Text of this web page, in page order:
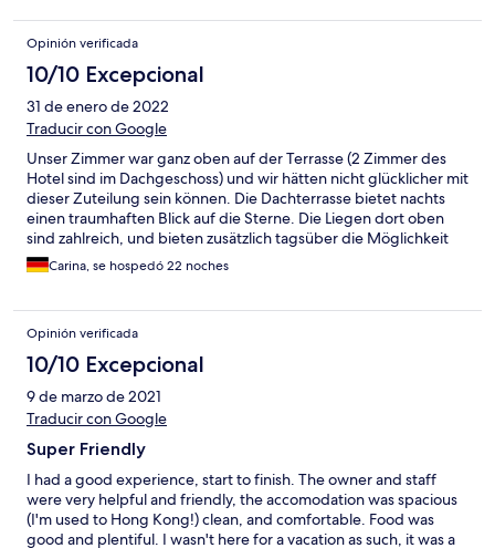
and it’s only for tourist . Area oround is that you have one small
cafe to buy drinks and in the island you will find also a lot to eat .
All in I just want to give 10 even I am sure that they will upgrade
something after my stay. Thanks a lot for beautiful stay.
Opinión verificada
10/10 Excepcional
31 de enero de 2022
Traducir con Google
Unser Zimmer war ganz oben auf der Terrasse (2 Zimmer des
Hotel sind im Dachgeschoss) und wir hätten nicht glücklicher mit
dieser Zuteilung sein können. Die Dachterrasse bietet nachts
einen traumhaften Blick auf die Sterne. Die Liegen dort oben
sind zahlreich, und bieten zusätzlich tagsüber die Möglichkeit
zum Sonne tanken, falls man Mal nicht zum Strand gehen kann.
Der Bikini Beach hat tolle Hängesessel im Schatten, aber auch
Schild Guraidhoo) sollte dringend restauriert werden, da mag
man sich nicht so gern reinlegen. Leute nehmt euren Müll mit
am Strand, ich habe so oft erlebt, dass Touristen ihren Müll
stehen lassen. Das geht gar nicht, seid ein Vorbild, dann sieht
der Bikini Beach umso schöner aus. Wir empfehlen einen
täglichen Spaziergang über die Insel. Soviel gibt's zu
ins unserer europäischen Bubbel nicht sehen. Für die
persönlichen Bedürfnisse findet man einige Läden auf der Insel,
wo man Snacks, Getränke etc. kaufen kann. Tolles Essen (das
Buffet am Abend, der Hammer), großartiges Team in der
Küche. Wir kommen wieder!
Carina, se hospedó 22 noches
Opinión verificada
10/10 Excepcional
9 de marzo de 2021
Traducir con Google
Super Friendly
I had a good experience, start to finish. The owner and staff
were very helpful and friendly, the accomodation was spacious
(I'm used to Hong Kong!) clean, and comfortable. Food was
good and plentiful. I wasn't here for a vacation as such, it was a